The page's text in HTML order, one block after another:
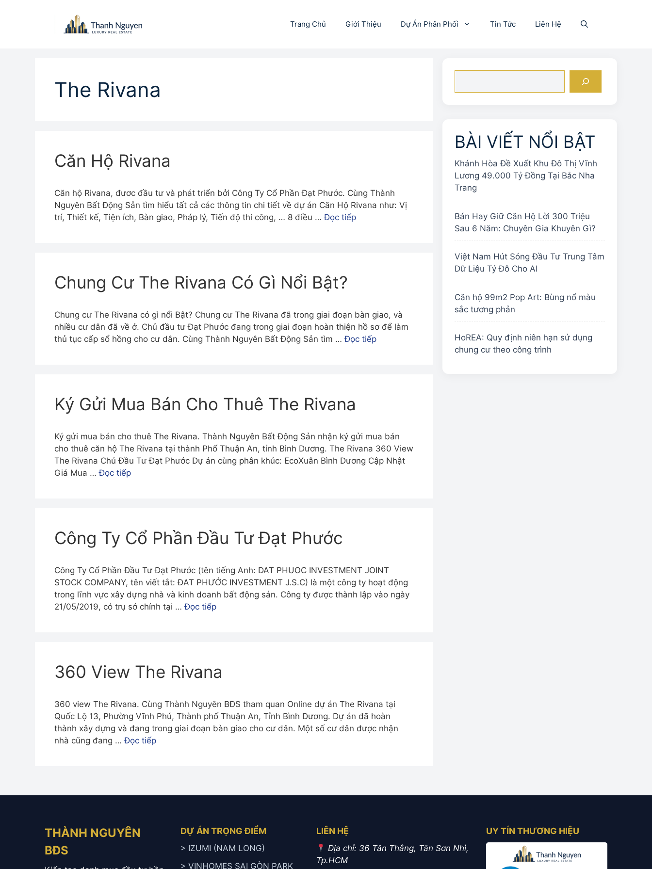
Trang Chủ Giới Thiệu Dự Án Phân Phối Tin Tức Liên Hệ
The Rivana
Căn Hộ Rivana
Căn hộ Rivana, đươc đầu tư và phát triển bởi Công Ty Cổ Phần Đạt Phước. Cùng Thành
Nguyên Bất Động Sản tìm hiểu tất cả các thông tin chi tiết về dự án Căn Hộ Rivana như: Vị
trí, Thiết kế, Tiện ích, Bàn giao, Pháp lý, Tiến độ thi công, … 8 điều …Đọc tiếp
Chung Cư The Rivana Có Gì Nổi Bật?
Chung cư The Rivana có gì nổi Bật? Chung cư The Rivana đã trong giai đoạn bàn giao, và
nhiều cư dân đã về ở. Chủ đầu tư Đạt Phước đang trong giai đoạn hoàn thiện hồ sơ để làm
thủ tục cấp sổ hồng cho cư dân. Cùng Thành Nguyên Bất Động Sản tìm …Đọc tiếp
Ký Gửi Mua Bán Cho Thuê The Rivana
Ký gửi mua bán cho thuê The Rivana. Thành Nguyên Bất Động Sản nhận ký gửi mua bán
cho thuê căn hộ The Rivana tại thành Phố Thuận An, tỉnh Bình Dương. The Rivana 360 View
The Rivana Chủ Đầu Tư Đạt Phước Dự án cùng phân khúc: EcoXuân Bình Dương Cập Nhật
Giá Mua …Đọc tiếp
Công Ty Cổ Phần Đầu Tư Đạt Phước
Công Ty Cổ Phần Đầu Tư Đạt Phước (tên tiếng Anh: DAT PHUOC INVESTMENT JOINT
STOCK COMPANY, tên viết tắt: ĐAT PHƯỚC INVESTMENT J.S.C) là một công ty hoạt động
trong lĩnh vực xây dựng nhà và kinh doanh bất động sản. Công ty được thành lập vào ngày
21/05/2019, có trụ sở chính tại …Đọc tiếp
360 View The Rivana
360 view The Rivana. Cùng Thành Nguyên BĐS tham quan Online dự án The Rivana tại
Quốc Lộ 13, Phường Vĩnh Phú, Thành phố Thuận An, Tỉnh Bình Dương. Dự án đã hoàn
thành xây dựng và đang trong giai đoạn bàn giao cho cư dân. Một số cư dân được nhận
nhà cũng đang …Đọc tiếp
BÀI VIẾT NỔI BẬT
Khánh Hòa Đề Xuất Khu Đô Thị Vĩnh
Lương 49.000 Tỷ Đồng Tại Bắc Nha
Trang
Bán Hay Giữ Căn Hộ Lời 300 Triệu
Sau 6 Năm: Chuyên Gia Khuyên Gì?
Việt Nam Hút Sóng Đầu Tư Trung Tâm
Dữ Liệu Tỷ Đô Cho AI
Căn hộ 99m2 Pop Art: Bùng nổ màu
sắc tương phản
HoREA: Quy định niên hạn sử dụng
chung cư theo công trình
THÀNH NGUYÊN
BĐS
DỰ ÁN TRỌNG ĐIỂM
> IZUMI (NAM LONG)
> VINHOMES SAI GÒN PARK
LIÊN HỆ
Địa chỉ: 36 Tân Thắng, Tân Sơn Nhì,
Tp.HCM
UY TÍN THƯƠNG HIỆU